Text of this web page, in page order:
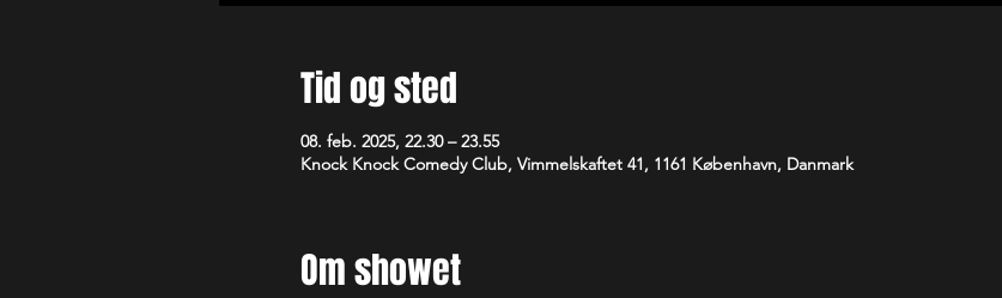
Tid og sted
08. feb. 2025, 22.30 – 23.55
Knock Knock Comedy Club, Vimmelskaftet 41, 1161 København, Danmark
Om showet